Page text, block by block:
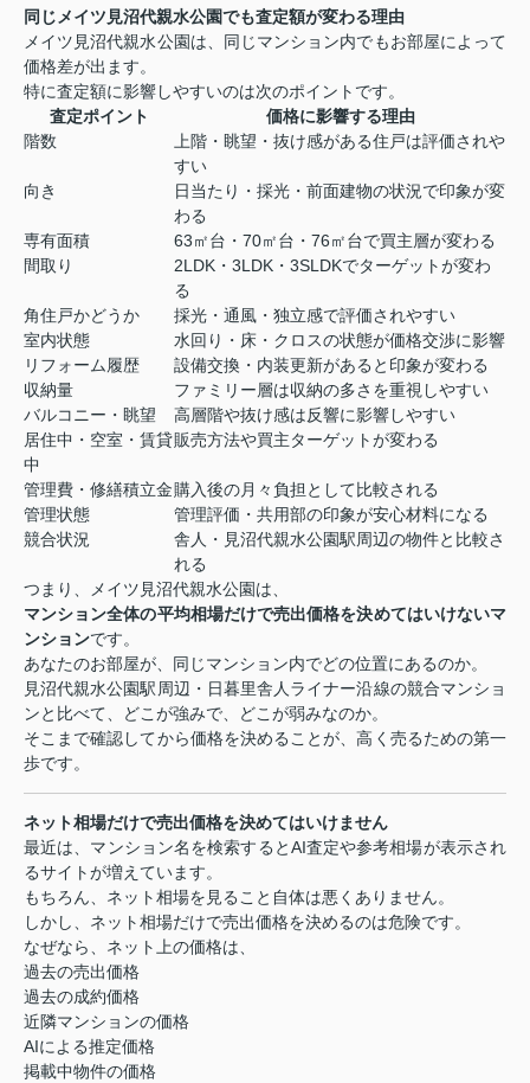
同じメイツ見沼代親水公園でも査定額が変わる理由
メイツ見沼代親水公園は、同じマンション内でもお部屋によって
価格差が出ます。
特に査定額に影響しやすいのは次のポイントです。
査定ポイント
価格に影響する理由
階数
上階・眺望・抜け感がある住戸は評価されや
すい
向き
日当たり・採光・前面建物の状況で印象が変
わる
専有面積
63㎡台・70㎡台・76㎡台で買主層が変わる
間取り
2LDK・3LDK・3SLDKでターゲットが変わ
る
角住戸かどうか
採光・通風・独立感で評価されやすい
室内状態
水回り・床・クロスの状態が価格交渉に影響
リフォーム履歴
設備交換・内装更新があると印象が変わる
収納量
ファミリー層は収納の多さを重視しやすい
バルコニー・眺望
高層階や抜け感は反響に影響しやすい
居住中・空室・賃貸
中
販売方法や買主ターゲットが変わる
管理費・修繕積立金購入後の月々負担として比較される
管理状態
管理評価・共用部の印象が安心材料になる
競合状況
舎人・見沼代親水公園駅周辺の物件と比較さ
れる
つまり、メイツ見沼代親水公園は、
マンション全体の平均相場だけで売出価格を決めてはいけないマ
ンションです。
あなたのお部屋が、同じマンション内でどの位置にあるのか。
見沼代親水公園駅周辺・日暮里舎人ライナー沿線の競合マンショ
ンと比べて、どこが強みで、どこが弱みなのか。
そこまで確認してから価格を決めることが、高く売るための第一
歩です。
ネット相場だけで売出価格を決めてはいけません
最近は、マンション名を検索するとAI査定や参考相場が表示され
るサイトが増えています。
もちろん、ネット相場を見ること自体は悪くありません。
しかし、ネット相場だけで売出価格を決めるのは危険です。
なぜなら、ネット上の価格は、
過去の売出価格
過去の成約価格
近隣マンションの価格
AIによる推定価格
掲載中物件の価格